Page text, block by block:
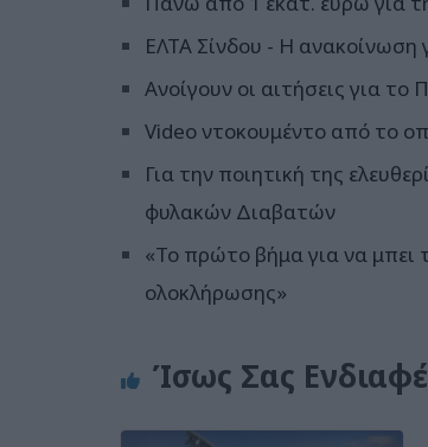
ΕΛΤΑ Σίνδου - Η ανακοίνωση
Ανοίγουν οι αιτήσεις για
Video ντοκουμέντο από το
Για την ποιητική της
φυλακών Διαβατών
«Το πρώτο βήμα για να μπει
ολοκλήρωσης»
Ίσως Σας